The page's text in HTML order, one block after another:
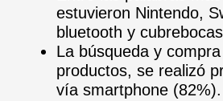
estuvieron Nintendo,
bluetooth y
La búsqueda y
productos, se realizó
vía smartphone (82%).